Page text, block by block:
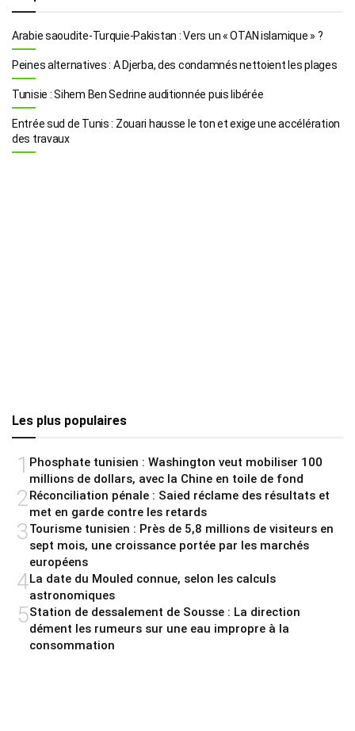
Arabie saoudite-Turquie-Pakistan : Vers un « OTAN islamique » ?
Peines alternatives : A Djerba, des condamnés nettoient les plages
Tunisie : Sihem Ben Sedrine auditionnée puis libérée
Entrée sud de Tunis : Zouari hausse le ton et exige une accélération
des travaux
Les plus populaires
1 Phosphate tunisien : Washington veut mobiliser 100
millions de dollars, avec la Chine en toile de fond
2Réconciliation pénale : Saied réclame des résultats et
met en garde contre les retards
3Tourisme tunisien : Près de 5,8 millions de visiteurs en
sept mois, une croissance portée par les marchés
européens
4La date du Mouled connue, selon les calculs
astronomiques
5Station de dessalement de Sousse : La direction
dément les rumeurs sur une eau impropre à la
consommation